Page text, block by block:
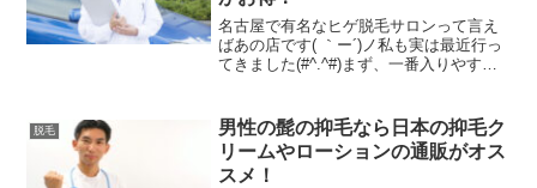
名古屋で有名なヒゲ脱毛サロンって言え
ばあの店です( ｀ー´)ノ私も実は最近行っ
てきました(#^.^#)まず、一番入りやすい
ことで皆男性なんで入りやすいのなん
の・・・。普...
脱毛
男性の髭の抑毛なら日本の抑毛ク
リームやローションの通販がオス
スメ！